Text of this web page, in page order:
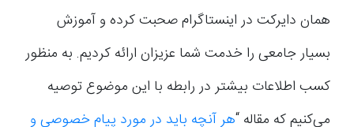
همان دایرکت در اینستاگرام صحبت کرده و آموزش
بسیار جامعی را خدمت شما عزیزان ارائه کردیم. به منظور
کسب اطلاعات بیشتر در رابطه با این موضوع توصیه
می‌کنیم که مقاله “هر آنچه باید در مورد پیام خصوصی و